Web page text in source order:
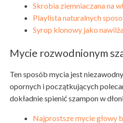
Skrobia ziemniaczana na
Playlista naturalnych
Syrop klonowy jako
Mycie rozwodnionym
Ten sposób mycia jest
opornych i początkujących
dokładnie spienić szampon w
Najprostsze mycie głowy